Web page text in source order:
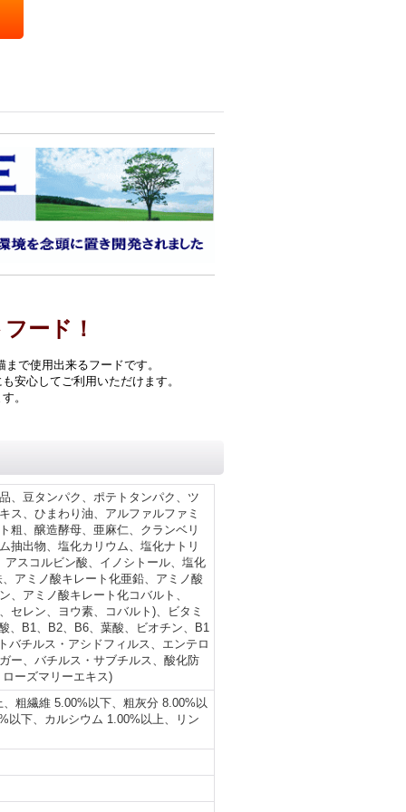
ード！
で使用出来るフードです。
安心してご利用いただけます。
。
、豆タンパク、ポテトタンパク、ツ
ス、ひまわり油、アルファルファミ
粗、醸造酵母、亜麻仁、クランベリ
抽出物、塩化カリウム、塩化ナトリ
スコルビン酸、イノシトール、塩化
アミノ酸キレート化亜鉛、アミノ酸
、アミノ酸キレート化コバルト、
セレン、ヨウ素、コバルト)、ビタミ
、B1、B2、B6、葉酸、ビオチン、B1
バチルス・アシドフィルス、エンテロ
ー、バチルス・サブチルス、酸化防
ーズマリーエキス)
粗繊維 5.00%以下、粗灰分 8.00%以
以下、カルシウム 1.00%以上、リン